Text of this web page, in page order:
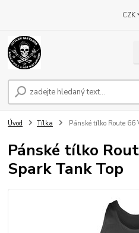
CZK
Úvod Tílka Pánské tílko Route 66
Pánské tílko
Spark Tank Top